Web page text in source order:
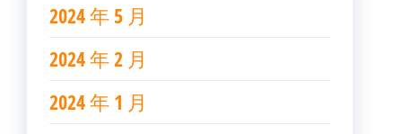
2024 年 5 月
2024 年 2 月
2024 年 1 月